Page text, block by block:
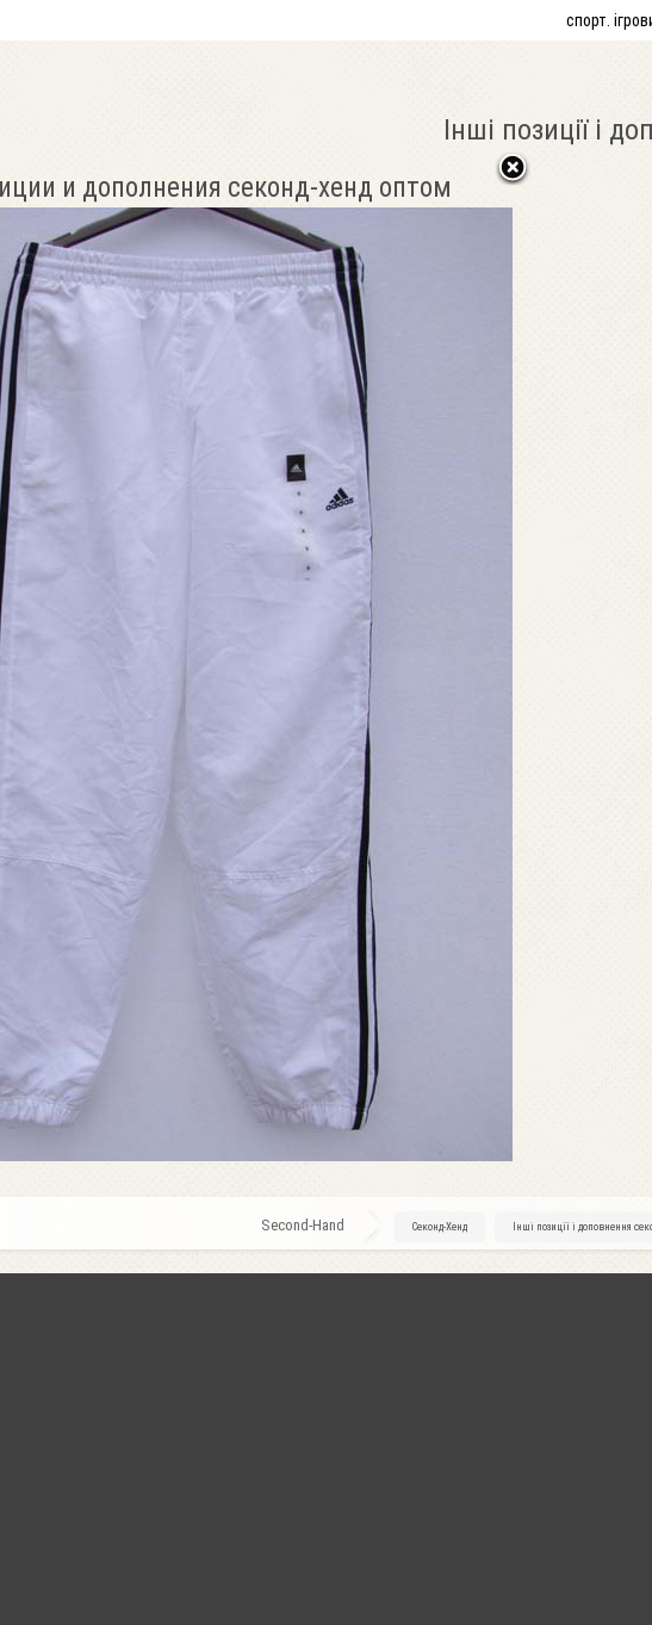
спорт.
Інші позиції і
и дополнения секонд-хенд оптом
Second-Hand Секонд-Хенд Інші позиції і доповнення